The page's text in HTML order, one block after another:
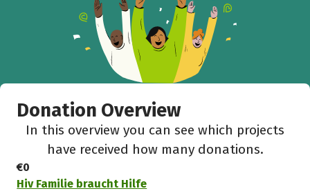
Donation Overview
In this overview you can see which projects
have received how many donations.
€0
Hiv Familie braucht Hilfe